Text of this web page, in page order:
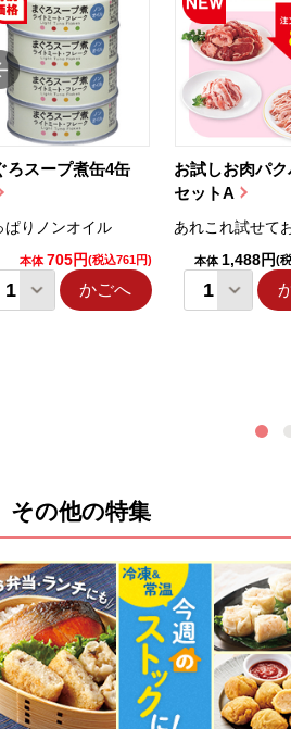
ろスープ煮缶4缶
ぱりノンオイル
本体 705円(税込761円)
かごへ
お試しお肉パク
セットA
あれこれ試せて
本体 1,488円(
その他の特集